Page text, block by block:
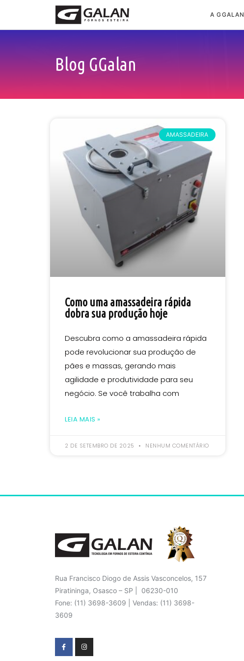
A GGALAN
Blog GGalan
AMASSADEIRA
Como uma amassadeira rápida
dobra sua produção hoje
Descubra como a amassadeira rápida
pode revolucionar sua produção de
pães e massas, gerando mais
agilidade e produtividade para seu
negócio. Se você trabalha com
LEIA MAIS »
2 DE SETEMBRO DE 2025 NENHUM COMENTÁRIO
Rua Francisco Diogo de Assis Vasconcelos, 157
Piratininga, Osasco – SP | 06230-010
Fone: (11) 3698-3609 | Vendas: (11) 3698-
3609